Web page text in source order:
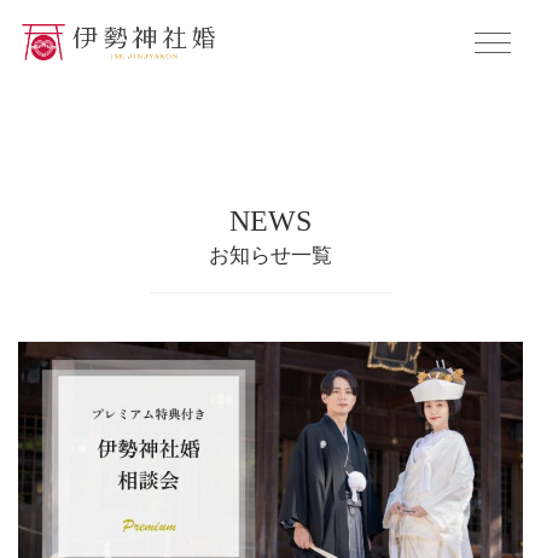
NEWS
お知らせ一覧